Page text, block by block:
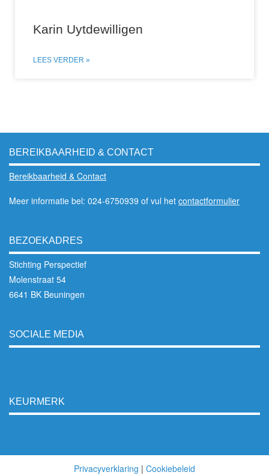
Karin Uytdewilligen
LEES VERDER »
BEREIKBAARHEID & CONTACT
Bereikbaarheid & Contact
Meer informatie bel: 024-6750939 of vul het contactformulier
BEZOEKADRES
Stichting Perspectief
Molenstraat 54
6641 BK Beuningen
SOCIALE MEDIA
KEURMERK
Privacyverklaring | Cookiebeleid